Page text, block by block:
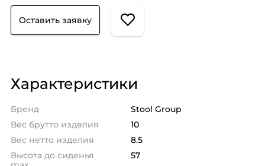
Оставить заявку
Характеристики
Бренд
Stool Group
Вес брутто изделия
10
Вес нетто изделия
8.5
Высота до сиденья
57